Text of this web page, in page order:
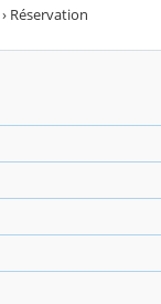
› Réservation